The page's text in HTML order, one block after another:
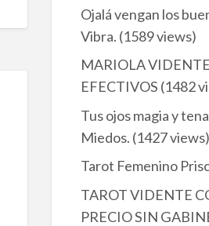
Ojalá vengan los
Vibra. (1589 views)
MARIOLA
EFECTIVOS (1482
Tus ojos magia y
Miedos. (1427 views)
Tarot Femenino
TAROT VIDENTE
PRECIO SIN